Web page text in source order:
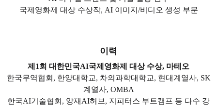
국제영화제 대상 수상작, AI 이미지/비디오 생성 부문
이력
제1회 대한민국AI국제영화제 대상 수상, 마테오
한국무역협회, 한양대학교, 차의과학대학교, 현대계열사, SK
계열사, OMBA
한국AI기술협회, 양재AI허브, 지피터스 부트캠프 등 다수 강